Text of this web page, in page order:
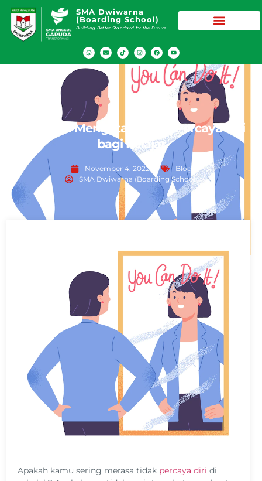
SMA Dwiwarna
(Boarding School)
Building Better Standard for the Future
Ini 5 Cara Mengatasi Tidak Percaya Diri
bagi Pelajar
November 4, 2022
Blog
SMA Dwiwarna (Boarding School)
Apakah kamu sering merasa tidak percaya diri di